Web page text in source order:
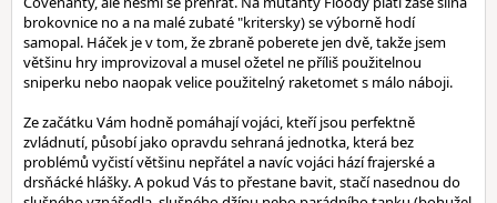
brokovnice no a na malé zubaté "kritersky) se výborně hodí
samopal. Háček je v tom, že zbraně poberete jen dvě, takže jsem
většinu hry improvizoval a musel ožetel ne příliš použitelnou
sniperku nebo naopak velice použitelný raketomet s málo náboji.
Ze začátku Vám hodně pomáhají vojáci, kteří jsou perfektně
zvládnutí, působí jako opravdu sehraná jednotka, která bez
problémů vyčistí většinu nepřátel a navíc vojáci hází frajerské a
drsňácké hlášky. A pokud Vás to přestane bavit, stačí nasednou do